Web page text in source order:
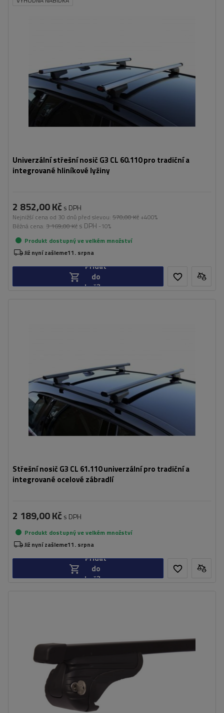
Univerzální střešní nosič G3 CL 60.110 pro tradiční a
integrované hliníkové lyžiny
2 852,00 Kč s DPH
Nejnižší cena od 30 dnů před slevou: 570,00 Kč +400%
Běžná cena: 3 169,00 Kč s DPH -10%
Produkt dostupný ve velkém množství
Již nyní zašleme11. srpna
Přidat
do
košíku
Střešní nosič G3 CL 61.110 univerzální pro tradiční a
integrované ocelové zábradlí
2 189,00 Kč s DPH
Produkt dostupný ve velkém množství
Již nyní zašleme11. srpna
Přidat
do
košíku